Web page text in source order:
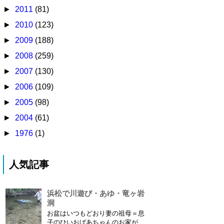
► 2011 (81)
► 2010 (123)
► 2009 (188)
► 2008 (259)
► 2007 (130)
► 2006 (109)
► 2005 (98)
► 2004 (61)
► 1976 (1)
人気記事
浜松で川遊び・あゆ・竜ヶ岩
洞
お盆はいつもどおり妻の祖母＝息
子のひいおばあちゃんのお家があ